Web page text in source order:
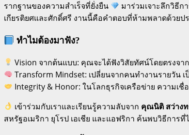
รากฐานของความสำเร็จที่ยั่งยืน
มาร่วมเจาะลึกวิธีก
เกียรติยศและศักดิ์ศรี งานนี้คือคำตอบที่ห้ามพลาดด้วยป
ทำไมต้องมาฟัง?
Vision จากต้นแบบ: คุณจะได้ฟังวิสัยทัศน์โดยตรงจา
Transform Mindset: เปลี่ยนจากคนทำงานรายวัน เ
Integrity & Honor: ในโลกธุรกิจเครือข่าย ความเ
เข้าร่วมกับเราและเรียนรู้ความลับจาก คุณนิติ สว่าง
สหรัฐอเมริกา ยุโรป เอเชีย และแอฟริกา ค้นพบวิธีกา